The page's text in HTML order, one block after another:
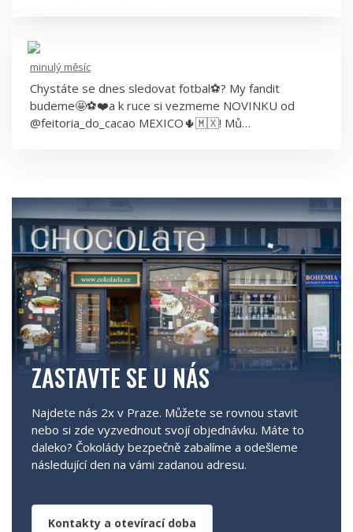
minulý měsíc
Chystáte se dnes sledovat fotbal⚽️? My fandit
budeme🤩⚽️❤️a k ruce si vezmeme NOVINKU od
@feitoria_do_cacao MEXICO🌵🇲🇽! Mů…
ZASTAVTE SE U NÁS
Najdete nás 2x v Praze. Můžete se rovnou stavit
nebo si zde vyzvednout svojí objednávku. Máte to
daleko? Čokolády bezpečně zabalíme a odešleme
následující den na vámi zadanou adresu.
Kontakty a otevírací doba